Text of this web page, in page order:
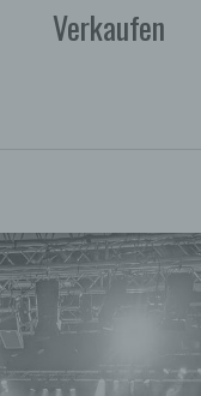
Verkaufen